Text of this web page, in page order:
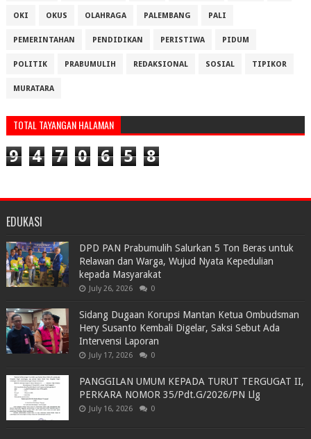
OKI OKUS OLAHRAGA PALEMBANG PALI
PEMERINTAHAN PENDIDIKAN PERISTIWA PIDUM
POLITIK PRABUMULIH REDAKSIONAL SOSIAL TIPIKOR
MURATARA
TOTAL TAYANGAN HALAMAN
9 4 7 0 6 5 8
EDUKASI
DPD PAN Prabumulih Salurkan 5 Ton Beras untuk
Relawan dan Warga, Wujud Nyata Kepedulian
kepada Masyarakat
July 26, 2026 0
Sidang Dugaan Korupsi Mantan Ketua Ombudsman
Hery Susanto Kembali Digelar, Saksi Sebut Ada
Intervensi Laporan
July 17, 2026 0
PANGGILAN UMUM KEPADA TURUT TERGUGAT II,
PERKARA NOMOR 35/Pdt.G/2026/PN Llg
July 16, 2026 0